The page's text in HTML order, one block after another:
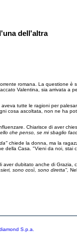
dell'altra
romana. La questione
Valentina, sia arrivata a
tutte le ragioni per
cosa ascoltata, non ne ha
Chiarisce di aver
che penso, se mi sbaglio
chiede la donna, ma la
della Casa. "Vieni da noi,
dubitato anche di
sono così, sono diretta",
S.p.a.